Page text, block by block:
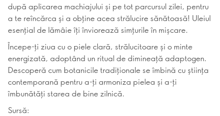
după aplicarea machiajului și pe tot parcursul zilei, pentru
a te reîncărca și a obține acea strălucire sănătoasă! Uleiul
esențial de lămâie îți înviorează simțurile în mișcare.
Începe-ți ziua cu o piele clară, strălucitoare și o minte
energizată, adoptând un ritual de dimineață adaptogen.
Descoperă cum botanicile tradiționale se îmbină cu știința
contemporană pentru a-ți armoniza pielea și a-ți
îmbunătăți starea de bine zilnică.
Sursă: